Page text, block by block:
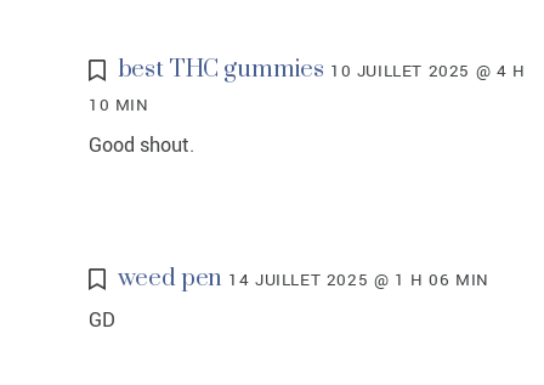
best THC gummies 10 JUILLET 2025 @ 4 H
10 MIN
Good shout.
weed pen 14 JUILLET 2025 @ 1 H 06 MIN
GD